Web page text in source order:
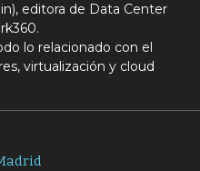
editora de Data Center
lo relacionado con el
virtualización y cloud